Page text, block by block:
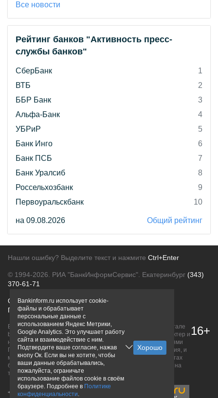
Все новости
Рейтинг банков "Активность пресс-
службы банков"
СберБанк
1
ВТБ
2
ББР Банк
3
Альфа-Банк
4
УБРиР
5
Банк Инго
6
Банк ПСБ
7
Банк Уралсиб
8
Россельхозбанк
9
Первоуральскбанк
10
на 09.08.2026 Общий рейтинг
Нашли ошибку? Выделите текст и нажмите Ctrl+Enter
© 1994-2026. РИА "БанкИнформСервис". Екатеринбург (343)
370-61-71
О проектеПолитика конфиденциальности
Правовая информацияДля рекламодателей
Вся информация о продуктах банков, размещенная на портале
bankinform.ru, носит исключительно ознакомительный характер и
не является публичной офертой, определяемой положениями
ГК РФ. Информация не содержит точного и полного описания, и
может быть изменена. Конечные условия уточняйте на сайтах
банков или при личном обращении. Исключительное право на
товарные знаки принадлежит их правообладателям.
16+
Bankinform.ru использует cookie-
файлы и обрабатывает
персональные данные с
использованием Яндекс Метрики,
Google Analytics. Это улучшает работу
сайта и взаимодействие с ним.
Подтвердите ваше согласие, нажав
кнопу Ок. Если вы не хотите, чтобы
ваши данные обрабатывались,
пожалуйста, ограничьте
использование файлов cookie в своём
браузере. Подробнее в Политике
конфиденциальности.